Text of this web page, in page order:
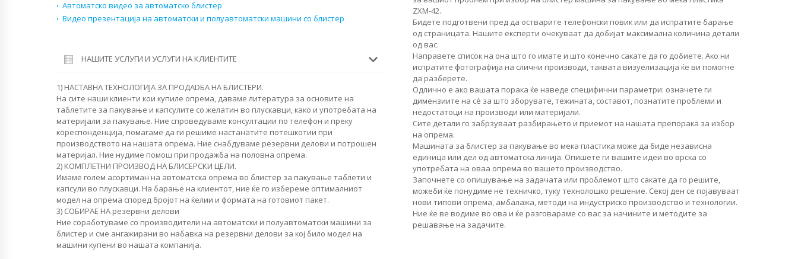
Автоматско видео за автоматско блистер
Видео презентација на автоматски и полуавтоматски машини со блистер
НАШИТЕ УСЛУГИ И УСЛУГИ НА КЛИЕНТИТЕ
1) НАСТАВНА ТЕХНОЛОГИЈА ЗА ПРОДАDБА НА БЛИСТЕРИ.
На сите наши клиенти кои купиле опрема, даваме литература за основите на
таблетите за пакување и капсулите со желатин во плускавци, како и употребата на
материјали за пакување. Ние спроведуваме консултации по телефон и преку
кореспонденција, помагаме да ги решиме настанатите потешкотии при
производството на нашата опрема. Ние снабдуваме резервни делови и потрошен
материјал. Ние нудиме помош при продажба на половна опрема.
2) КОМПЛЕТНИ ПРОИЗВОД НА БЛИСЕРСКИ ЦЕЛИ.
Имаме голем асортиман на автоматска опрема во блистер за пакување таблети и
капсули во плускавци. На барање на клиентот, ние ќе го избереме оптималниот
модел на опрема според бројот на ќелии и формата на готовиот пакет.
3) СОБИРАЕ НА резервни делови
Ние соработуваме со производители на автоматски и полуавтоматски машини за
блистер и сме ангажирани во набавка на резервни делови за кој било модел на
машини купени во нашата компанија.
ZXM-42.
Бидете подготвени пред да остварите телефонски повик или да испратите барање
од страницата. Нашите експерти очекуваат да добијат максимална количина детали
од вас.
Направете список на она што го имате и што конечно сакате да го добиете. Ако ни
испратите фотографија на слични производи, таквата визуелизација ќе ви помогне
да разберете.
Одлично е ако вашата порака ќе наведе специфични параметри: означете ги
димензиите на сè за што зборувате, тежината, составот, познатите проблеми и
недостатоци на производи или материјали.
Сите детали го забрзуваат разбирањето и приемот на нашата препорака за избор
на опрема.
Машината за блистер за пакување во мека пластика може да биде независна
единица или дел од автоматска линија. Опишете ги вашите идеи во врска со
употребата на оваа опрема во вашето производство.
Започнете со опишување на задачата или проблемот што сакате да го решите,
можеби ќе понудиме не техничко, туку технолошко решение. Секој ден се појавуваат
нови типови опрема, амбалажа, методи на индустриско производство и технологии.
Ние ќе ве водиме во ова и ќе разговараме со вас за начините и методите за
решавање на задачите.